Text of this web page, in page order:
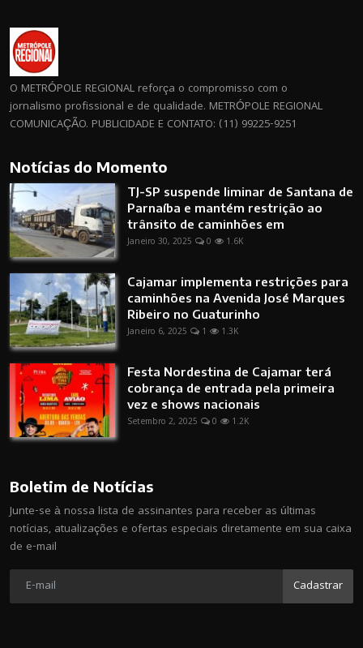
O METRÓPOLE REGIONAL reforça o compromisso com o
jornalismo profissional e de qualidade. METRÓPOLE REGIONAL
COMUNICAÇÃO. PUBLICIDADE E CONTATO: (11) 99225-9251
Notícias do Momento
TJ-SP suspende liminar de Santana de
Parnaíba e mantém restrição ao
trânsito de caminhões em
Janeiro 30, 2025
0 1.6K
Cajamar implementa restrições para
caminhões na Avenida José Marques
Ribeiro no Guaturinho
Janeiro 6, 2025
1 1.3K
Festa Nordestina de Cajamar terá
cobrança de entrada pela primeira
vez e shows nacionais
Setembro 2, 2025
0 1.2K
Boletim de Notícias
Junte-se à nossa lista de assinantes para receber as últimas
notícias, atualizações e ofertas especiais diretamente em sua caixa
de e-mail
Cadastrar